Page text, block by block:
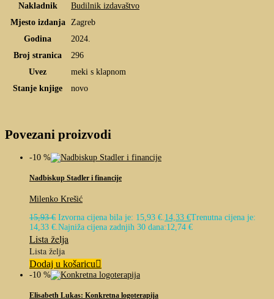
Nakladnik
Budilnik izdavaštvo
Mjesto izdanja
Zagreb
Godina
2024.
Broj stranica
296
Uvez
meki s klapnom
Stanje knjige
novo
Povezani proizvodi
-10 %
Nadbiskup Stadler i financije
Milenko Krešić
15,93€ Izvorna cijena bila je: 15,93 €. 14,33 €Trenutna cijena je:
14,33 €. Najniža cijena zadnjih 30 dana:12,74 €
Lista želja
Lista želja
Dodaj u košaricu
-10 %
Elisabeth Lukas: Konkretna logoterapija